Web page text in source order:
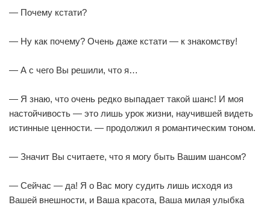
— Почему кстати?
— Ну как почему? Очень даже кстати — к знакомству!
— А с чего Вы решили, что я…
— Я знаю, что очень редко выпадает такой шанс! И моя
настойчивость — это лишь урок жизни, научившей видеть
истинные ценности. — продолжил я романтическим тоном.
— Значит Вы считаете, что я могу быть Вашим шансом?
— Сейчас — да! Я о Вас могу судить лишь исходя из
Вашей внешности, и Ваша красота, Ваша милая улыбка